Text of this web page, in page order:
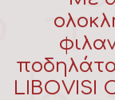
LIBOVISI